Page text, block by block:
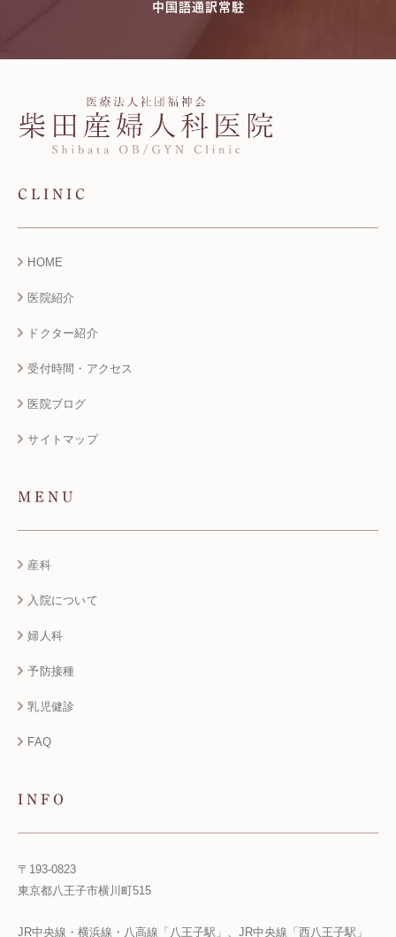
中国語通訳常駐
CLINIC
HOME
医院紹介
ドクター紹介
受付時間・アクセス
医院ブログ
サイトマップ
MENU
産科
入院について
婦人科
予防接種
乳児健診
FAQ
INFO
〒193-0823
東京都八王子市横川町515
JR中央線・横浜線・八高線「八王子駅」、JR中央線「西八王子駅」